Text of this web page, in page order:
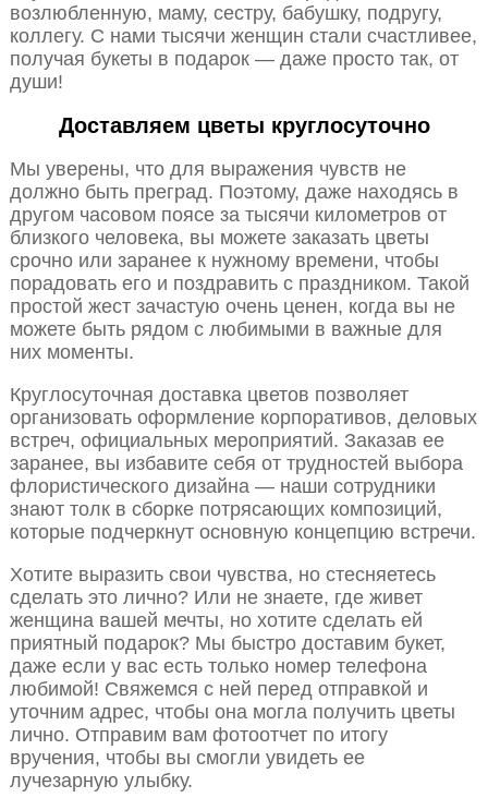
возлюбленную, маму, сестру, бабушку, подругу,
коллегу. С нами тысячи женщин стали счастливее,
получая букеты в подарок — даже просто так, от
души!
Доставляем цветы круглосуточно
Мы уверены, что для выражения чувств не
должно быть преград. Поэтому, даже находясь в
другом часовом поясе за тысячи километров от
близкого человека, вы можете заказать цветы
срочно или заранее к нужному времени, чтобы
порадовать его и поздравить с праздником. Такой
простой жест зачастую очень ценен, когда вы не
можете быть рядом с любимыми в важные для
них моменты.
Круглосуточная доставка цветов позволяет
организовать оформление корпоративов, деловых
встреч, официальных мероприятий. Заказав ее
заранее, вы избавите себя от трудностей выбора
флористического дизайна — наши сотрудники
знают толк в сборке потрясающих композиций,
которые подчеркнут основную концепцию встречи.
Хотите выразить свои чувства, но стесняетесь
сделать это лично? Или не знаете, где живет
женщина вашей мечты, но хотите сделать ей
приятный подарок? Мы быстро доставим букет,
даже если у вас есть только номер телефона
любимой! Свяжемся с ней перед отправкой и
уточним адрес, чтобы она могла получить цветы
лично. Отправим вам фотоотчет по итогу
вручения, чтобы вы смогли увидеть ее
лучезарную улыбку.